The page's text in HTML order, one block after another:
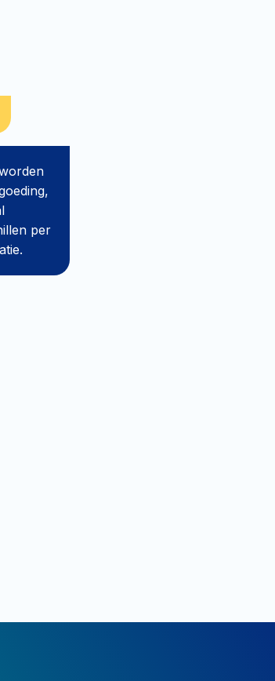
per